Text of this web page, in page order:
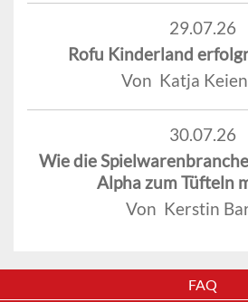
29.07.26
Rofu Kinderland
Von Katja
30.07.26
Wie die
Alpha zum Tüfteln
Von Kerstin
FAQ